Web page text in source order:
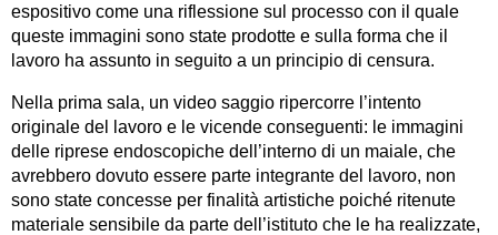
espositivo come una riflessione sul processo con il quale
queste immagini sono state prodotte e sulla forma che il
lavoro ha assunto in seguito a un principio di censura.
Nella prima sala, un video saggio ripercorre l’intento
originale del lavoro e le vicende conseguenti: le immagini
delle riprese endoscopiche dell’interno di un maiale, che
avrebbero dovuto essere parte integrante del lavoro, non
sono state concesse per finalità artistiche poiché ritenute
materiale sensibile da parte dell’istituto che le ha realizzate,